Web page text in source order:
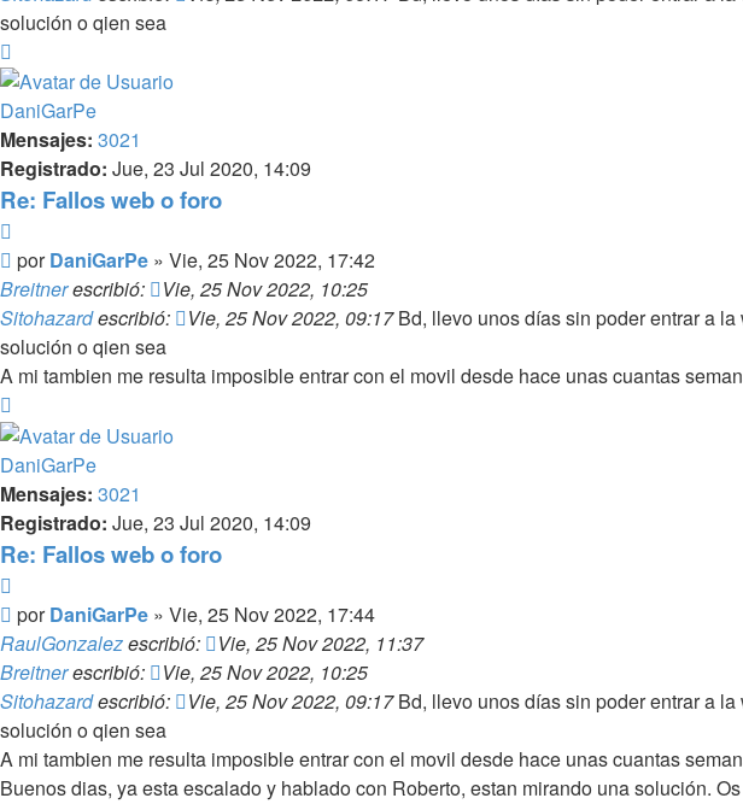
solución o qien sea
DaniGarPe
Mensajes: 3021
Registrado: Jue, 23 Jul 2020, 14:09
Re: Fallos web o foro
Mensaje
porDaniGarPe » Vie, 25 Nov 2022, 17:42
Breitnerescribió:
Vie, 25 Nov 2022, 10:25
Sitohazardescribió: Vie, 25 Nov 2022, 09:17Bd, llevo unos días sin poder entrar a la
solución o qien sea
A mi tambien me resulta imposible entrar con el movil desde hace unas cuantas
DaniGarPe
Mensajes: 3021
Registrado: Jue, 23 Jul 2020, 14:09
Re: Fallos web o foro
Mensaje
porDaniGarPe » Vie, 25 Nov 2022, 17:44
RaulGonzalezescribió:
Vie, 25 Nov 2022, 11:37
Breitnerescribió:
Vie, 25 Nov 2022, 10:25
Sitohazardescribió: Vie, 25 Nov 2022, 09:17Bd, llevo unos días sin poder entrar a la
solución o qien sea
A mi tambien me resulta imposible entrar con el movil desde hace unas cuantas
Buenos dias, ya esta escalado y hablado con Roberto, estan mirando una solución.